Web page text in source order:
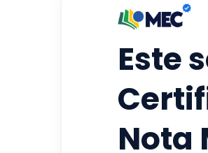
Este
Nota